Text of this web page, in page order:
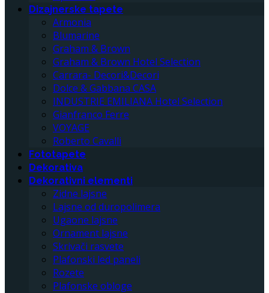
Dizajnerske tapete
Armonia
Blumarine
Graham & Brown
Graham & Brown Hotel Selection
Carrara- Decori&Decori
Dolce & Gabbana CASA
INDUSTRIE EMILIANA Hotel Selection
Gianfranco Ferre
VOYAGE
Roberto Cavalli
Fototapete
Dekorativa
Dekorativni elementi
Zidne lajsne
Lajsne od duropolimera
Ugaone lajsne
Ornament lajsne
Skrivači rasvete
Plafonski led paneli
Rozete
Plafonske obloge